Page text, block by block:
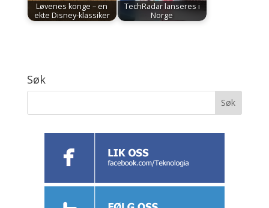
Løvenes konge – en
ekte Disney-klassiker
TechRadar lanseres i
Norge
Søk